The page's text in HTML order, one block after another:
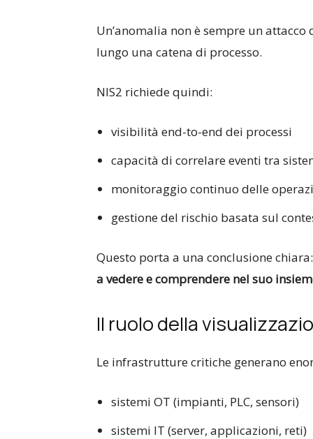
Un’anomalia non è sempre un
lungo una catena di processo.
NIS2 richiede quindi:
visibilità end-to-end dei processi
capacità di correlare eventi tra
monitoraggio continuo delle
gestione del rischio basata sul
Questo porta a una conclusione
a vedere e comprendere nel suo
Il ruolo della
Le infrastrutture critiche generano
sistemi OT (impianti, PLC, sensori)
sistemi IT (server, applicazioni, reti)